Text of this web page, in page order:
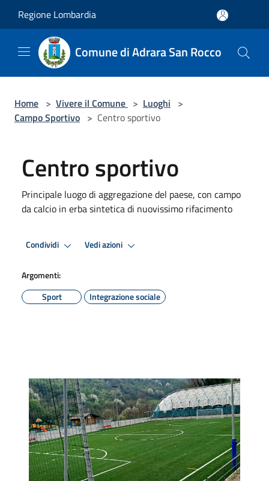
Regione Lombardia
Comune di Adrara San Rocco
Home > Vivere il Comune > Luoghi >
Campo Sportivo > Centro sportivo
Centro sportivo
Principale luogo di aggregazione del paese, con campo
da calcio in erba sintetica di nuovissimo rifacimento
Condividi Vedi azioni
Argomenti:
Sport
Integrazione sociale